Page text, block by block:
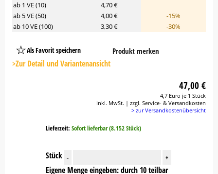
ab 1 VE (10)
4,70 €
ab 5 VE (50)
4,00 €
-15%
ab 10 VE (100)
3,30 € -30%
Als Favorit speichern
Platzhalter
Button
Produkt merken
>Zur Detail und Variantenansicht
47,00 €
4,7 Euro je 1 Stück
inkl. MwSt. | zzgl. Service- & Versandkosten
> zur Versandkostenübersicht
Lieferzeit: Sofort lieferbar (8.152 Stück)
Stück - +
Eigene Menge eingeben: durch 10 teilbar